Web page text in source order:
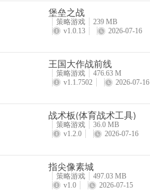
堡垒之战
策略游戏
239 MB
v1.0.13
2026-07-16
王国大作战前线
策略游戏
476.63 M
v1.1.7502
2026-07-16
战术板(体育战术工具)
策略游戏
36.0 MB
v1.2.0
2026-07-16
指尖像素城
策略游戏
497.03 MB
v1.0
2026-07-15